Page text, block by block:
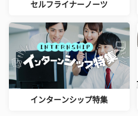
セルフライナーノーツ
インターンシップ特集